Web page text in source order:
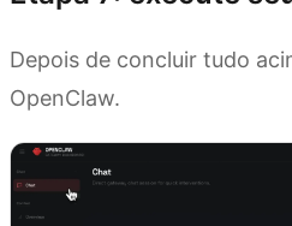
Depois de concluir tudo
OpenClaw.